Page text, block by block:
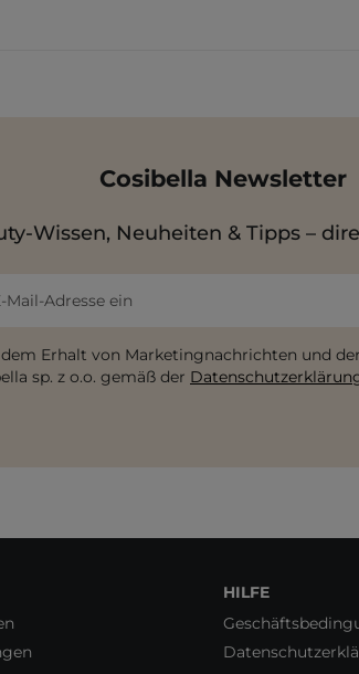
Cosibella Newsletter
Wissen, Neuheiten & Tipps –
Mail-Adresse ein
Erhalt von Marketingnachrichten und
sp. z o.o. gemäß der
HILFE